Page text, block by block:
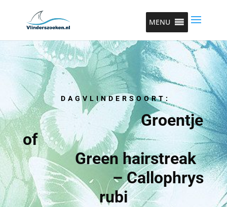
MENU
DAGVLINDERSOORT:
Groentje
of
Green hairstreak
– Callophrys
rubi